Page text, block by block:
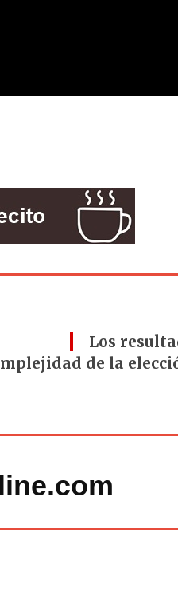
Los
de la